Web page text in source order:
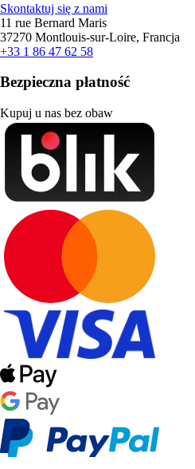
Skontaktuj się z nami
11 rue Bernard Maris
37270 Montlouis-sur-Loire, Francja
+33 1 86 47 62 58
Bezpieczna płatność
Kupuj u nas bez obaw